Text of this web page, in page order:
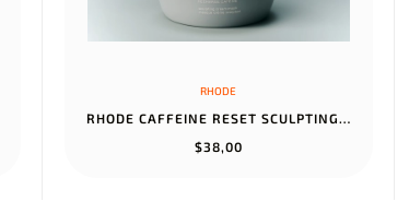
RHODE
RHODE CAFFEINE RESET SCULPTING CREAM MASK
$38,00